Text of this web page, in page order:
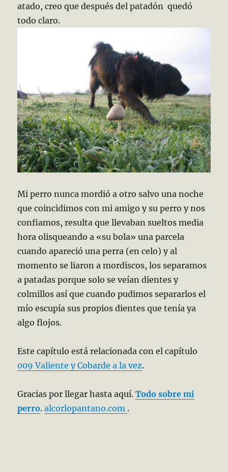
atado, creo que después del patadón quedó
todo claro.
Mi perro nunca mordió a otro salvo una noche
que coincidimos con mi amigo y su perro y nos
confiamos, resulta que llevaban sueltos media
hora olisqueando a «su bola» una parcela
cuando apareció una perra (en celo) y al
momento se liaron a mordiscos, los separamos
a patadas porque solo se veían dientes y
colmillos así que cuando pudimos separarlos el
mío escupía sus propios dientes que tenía ya
algo flojos.
Este capítulo está relacionada con el capítulo
009 Valiente y Cobarde a la vez.
Gracias por llegar hasta aquí.Todo sobre mi
perro.alcorlopantano.com .